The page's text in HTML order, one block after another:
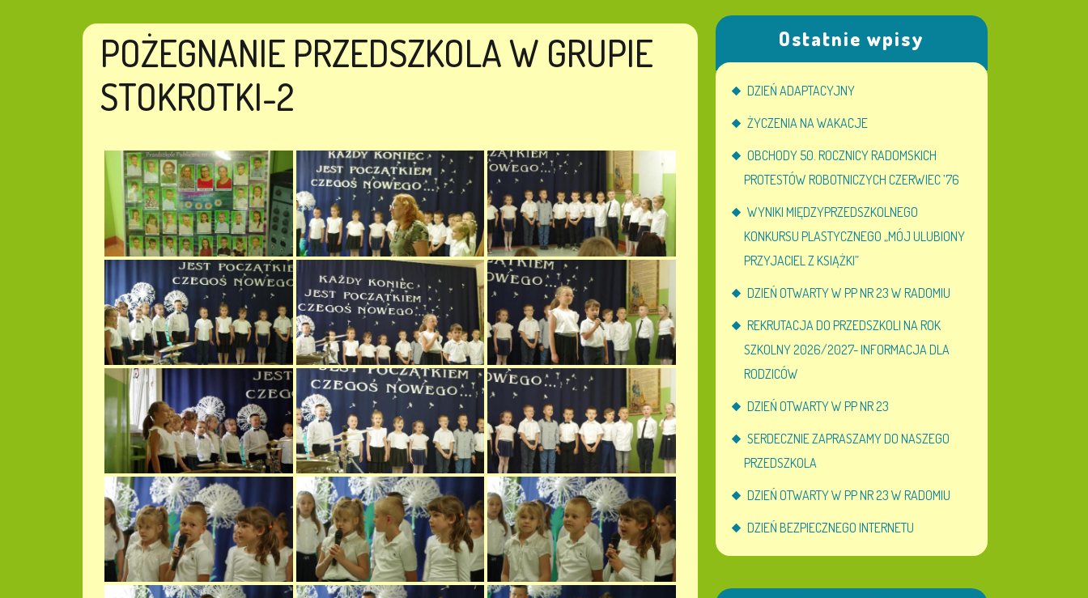
POŻEGNANIE PRZEDSZKOLA W GRUPIE
STOKROTKI-2
Ostatnie wpisy
DZIEŃ ADAPTACYJNY
ŻYCZENIA NA WAKACJE
OBCHODY 50. ROCZNICY RADOMSKICH
PROTESTÓW ROBOTNICZYCH CZERWIEC ’76
WYNIKI MIĘDZYPRZEDSZKOLNEGO
KONKURSU PLASTYCZNEGO „MÓJ ULUBIONY
PRZYJACIEL Z KSIĄŻKI”
DZIEŃ OTWARTY W PP NR 23 W RADOMIU
REKRUTACJA DO PRZEDSZKOLI NA ROK
SZKOLNY 2026/2027- INFORMACJA DLA
RODZICÓW
DZIEŃ OTWARTY W PP NR 23
SERDECZNIE ZAPRASZAMY DO NASZEGO
PRZEDSZKOLA
DZIEŃ OTWARTY W PP NR 23 W RADOMIU
DZIEŃ BEZPIECZNEGO INTERNETU